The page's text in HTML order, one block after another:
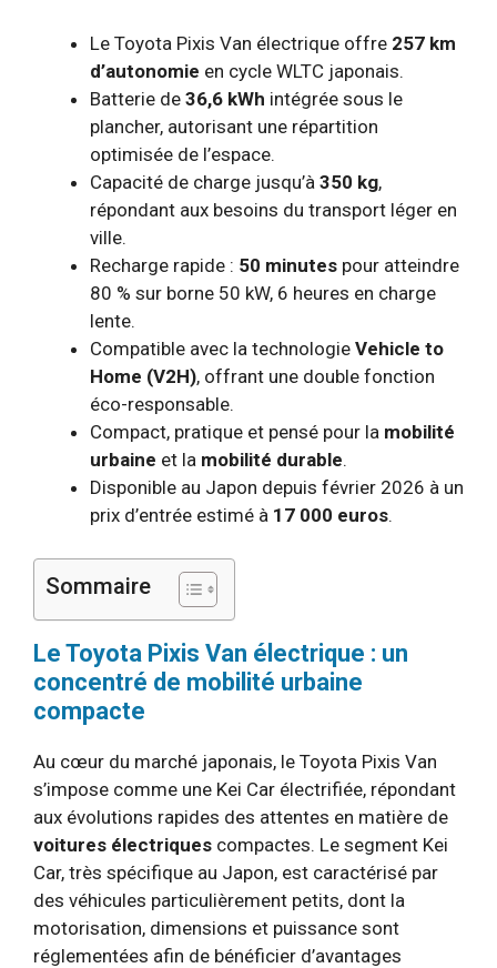
Le Toyota Pixis Van électrique offre 257 km
d’autonomie en cycle WLTC japonais.
Batterie de 36,6 kWh intégrée sous le
plancher, autorisant une répartition
optimisée de l’espace.
Capacité de charge jusqu’à 350 kg,
répondant aux besoins du transport léger en
ville.
Recharge rapide : 50 minutes pour atteindre
80 % sur borne 50 kW, 6 heures en charge
lente.
Compatible avec la technologie Vehicle to
Home (V2H), offrant une double fonction
éco-responsable.
Compact, pratique et pensé pour la mobilité
urbaine et la mobilité durable.
Disponible au Japon depuis février 2026 à un
prix d’entrée estimé à 17 000 euros.
Sommaire
Le Toyota Pixis Van électrique : un
concentré de mobilité urbaine
compacte
Au cœur du marché japonais, le Toyota Pixis Van
s’impose comme une Kei Car électrifiée, répondant
aux évolutions rapides des attentes en matière de
voitures électriques compactes. Le segment Kei
Car, très spécifique au Japon, est caractérisé par
des véhicules particulièrement petits, dont la
motorisation, dimensions et puissance sont
réglementées afin de bénéficier d’avantages